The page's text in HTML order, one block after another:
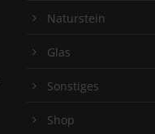
Naturstein
Glas
Sonstiges
Shop